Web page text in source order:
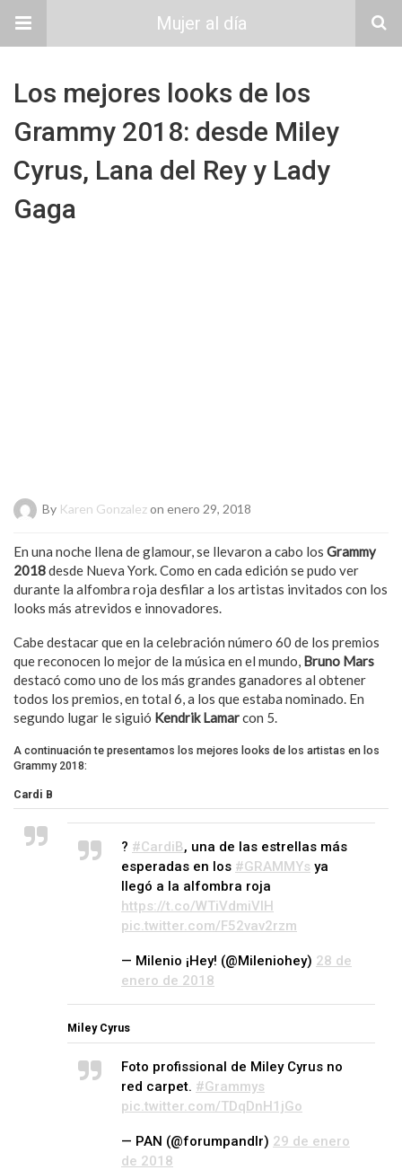
Mujer al día
Los mejores looks de los
Grammy 2018: desde Miley
Cyrus, Lana del Rey y Lady
Gaga
By Karen Gonzalezon enero 29, 2018
En una noche llena de glamour, se llevaron a cabo los Grammy
2018desde Nueva York. Como en cada edición se pudo ver
durante la alfombra roja desfilar a los artistas invitados con los
looks más atrevidos e innovadores.
Cabe destacar que en la celebración número 60 de los premios
que reconocen lo mejor de la música en el mundo, Bruno Mars
destacó como uno de los más grandes ganadores al obtener
todos los premios, en total 6, a los que estaba nominado. En
segundo lugar le siguió Kendrik Lamarcon 5.
A continuación te presentamos los mejores looks de los artistas en los
Grammy 2018:
Cardi B
? #CardiB, una de las estrellas más
esperadas en los #GRAMMYs ya
llegó a la alfombra roja
https://t.co/WTiVdmiVlH
pic.twitter.com/F52vav2rzm
— Milenio ¡Hey! (@Mileniohey) 28 de
enero de 2018
Miley Cyrus
Foto profissional de Miley Cyrus no
red carpet. #Grammys
pic.twitter.com/TDqDnH1jGo
— PAN (@forumpandlr) 29 de enero
de 2018